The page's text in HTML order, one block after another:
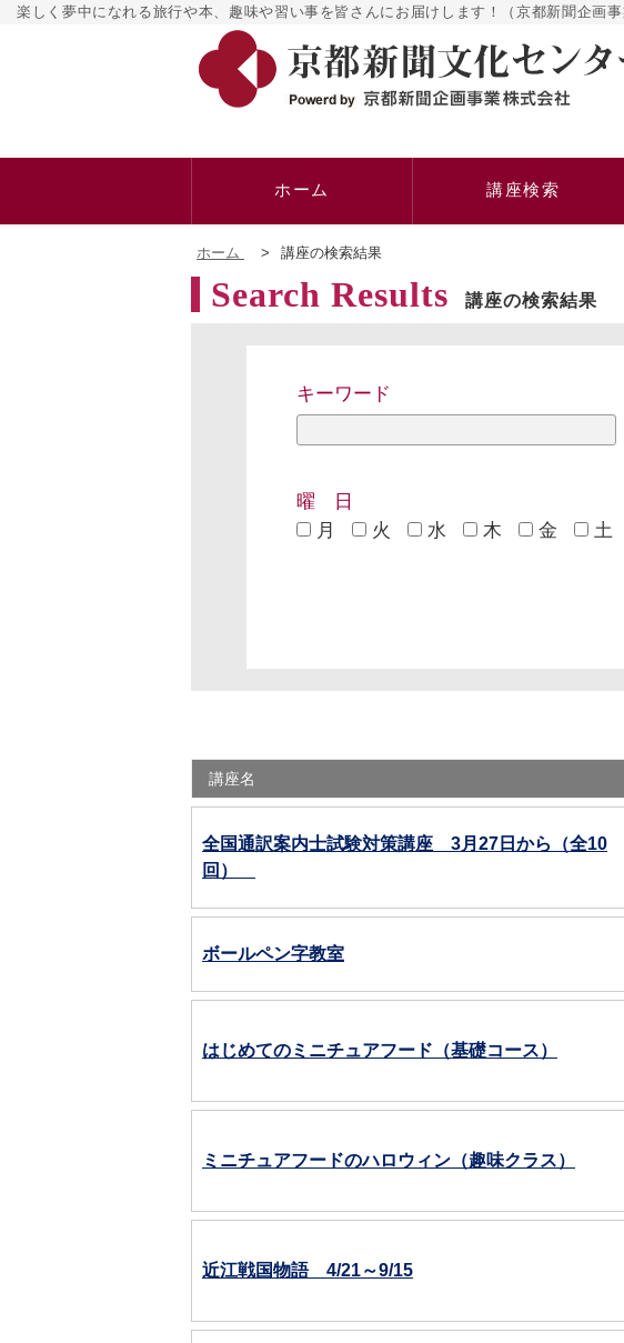
楽しく夢中になれる旅行や本、趣味や習い事を皆さんにお届けします！（京都新聞企画事
ホーム 講座検索
ホーム > 講座の検索結果
Search Results 講座の検索結果
キーワード
曜 日
月
火 水 木 金 土
講座名
全国通訳案内士試験対策講座 3月27日から（全10
回）
ボールペン字教室
はじめてのミニチュアフード（基礎コース）
ミニチュアフードのハロウィン（趣味クラス）
近江戦国物語 4/21～9/15